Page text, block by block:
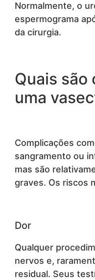
Normalmente, o
espermograma
da cirurgia.
Quais são
uma
Complicações
sangramento ou
mas são
graves. Os riscos
Dor
Qualquer
nervos e,
residual. Seus